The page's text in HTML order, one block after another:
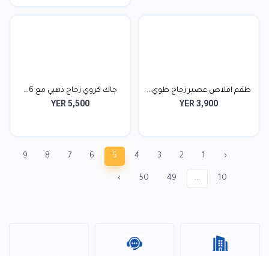
طقم اقلاص عصير زجاج طوي...
YER 3,900
جاك كروي زجاج ذهبي مع 6...
YER 5,500
‹
1
2
3
4
5
6
7
8
9
10
...
49
50
›